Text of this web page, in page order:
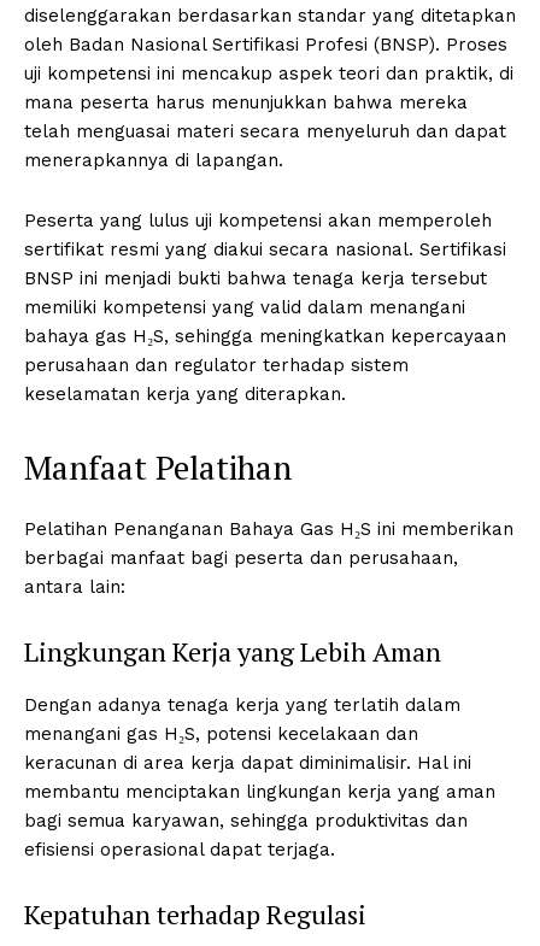
diselenggarakan berdasarkan standar yang ditetapkan
oleh Badan Nasional Sertifikasi Profesi (BNSP). Proses
uji kompetensi ini mencakup aspek teori dan praktik, di
mana peserta harus menunjukkan bahwa mereka
telah menguasai materi secara menyeluruh dan dapat
menerapkannya di lapangan.
Peserta yang lulus uji kompetensi akan memperoleh
sertifikat resmi yang diakui secara nasional. Sertifikasi
BNSP ini menjadi bukti bahwa tenaga kerja tersebut
memiliki kompetensi yang valid dalam menangani
bahaya gas H₂S, sehingga meningkatkan kepercayaan
perusahaan dan regulator terhadap sistem
keselamatan kerja yang diterapkan.
Manfaat Pelatihan
Pelatihan Penanganan Bahaya Gas H₂S ini memberikan
berbagai manfaat bagi peserta dan perusahaan,
antara lain:
Lingkungan Kerja yang Lebih Aman
Dengan adanya tenaga kerja yang terlatih dalam
menangani gas H₂S, potensi kecelakaan dan
keracunan di area kerja dapat diminimalisir. Hal ini
membantu menciptakan lingkungan kerja yang aman
bagi semua karyawan, sehingga produktivitas dan
efisiensi operasional dapat terjaga.
Kepatuhan terhadap Regulasi